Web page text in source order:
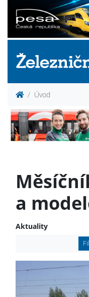
Úvod
a
Aktuality